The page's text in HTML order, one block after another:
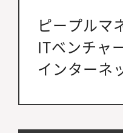
ピープルマ
ITベンチャ
インターネ